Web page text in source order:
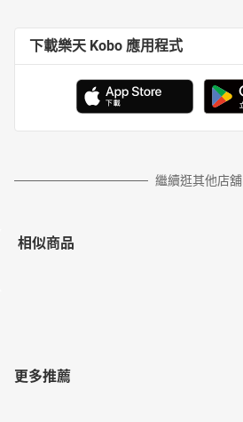
下載樂天 Kobo 應用程式
繼續逛其他店舖
相似商品
更多推薦